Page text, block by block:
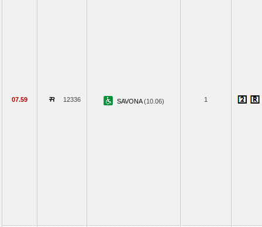
07.59 12336 SAVONA(10.06) 1